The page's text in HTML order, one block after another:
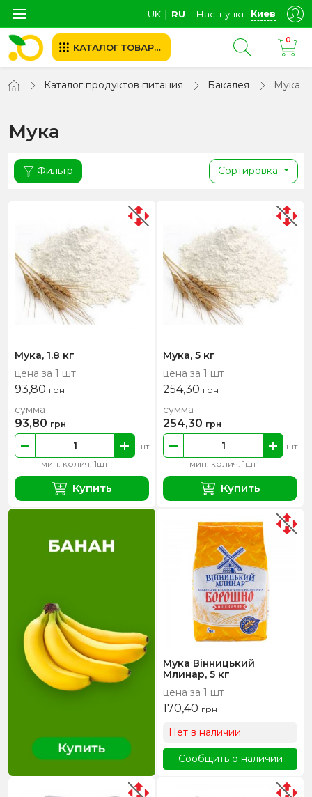
UK ∣ RU Нас. пункт Киев
КАТАЛОГ ТОВАРОВ
0
Каталог продуктов питания Бакалея Мука
Мука
Фильтр Сортировка
Мука, 1.8 кг
цена за 1 шт
93,80 грн
мин. колич. 1шт
шт
сумма
93,80 грн
Купить
Мука, 5 кг
цена за 1 шт
254,30 грн
мин. колич. 1шт
шт
сумма
254,30 грн
Купить
Мука Вінницький
Млинар, 5 кг
цена за 1 шт
170,40 грн
Нет в наличии
Сообщить о наличии